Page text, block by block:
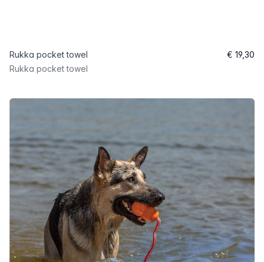
Rukka pocket towel
Rukka pocket towel
€ 19,30